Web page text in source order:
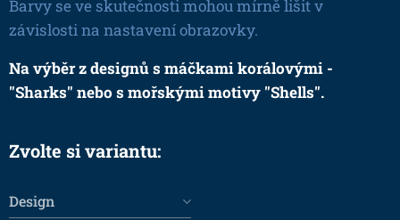
Barvy se ve skutečnosti mohou mírně lišit v
závislosti na nastavení obrazovky.
Na výběr z designů s máčkami korálovými -
"Sharks" nebo s mořskými motivy "Shells".
Zvolte si variantu:
Design